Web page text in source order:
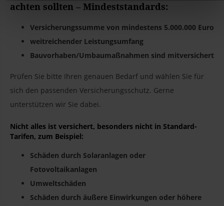
achten sollten – Mindeststandards:
Versicherungssumme von mindestens 5.000.000 Euro
weitreichender Leistungsumfang
Bauvorhaben/Umbaumaßnahmen sind mitversichert
Prüfen Sie bitte Ihren genauen Bedarf und wählen Sie für
sich den passenden Versicherungsschutz. Gerne
unterstützen wir Sie dabei.
Nicht alles ist versichert, besonders nicht in Standard-
Tarifen, zum Beispiel:
Schäden durch Solaranlagen oder
Fotovoltaikanlagen
Umweltschäden
Schäden durch äußere Einwirkungen oder höhere